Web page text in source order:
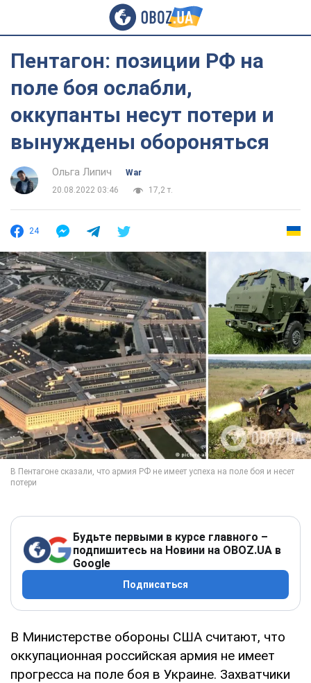
Пентагон: позиции РФ на
поле боя ослабли,
оккупанты несут потери и
вынуждены обороняться
Ольга Липич
War
20.08.2022 03:46
17,2 т.
24
Будьте первыми в курсе главного –
подпишитесь на Новини на OBOZ.UA в
Google
Подписаться
В Министерстве обороны США считают, что
оккупационная российская армия не имеет
прогресса на поле боя в Украине. Захватчики